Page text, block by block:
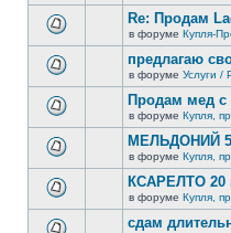
новых
непрочитанных
сообщений.
новых
непрочитанных
сообщений.
новых
непрочитанных
сообщений.
Re: Продам
в форуме Купля-
новых
непрочитанных
сообщений.
предлагаю
в форуме Услуги /
новых
непрочитанных
сообщений.
Продам мед с
в форуме Купля,
новых
непрочитанных
МЕЛЬДОНИЙ
в форуме Купля,
КСАРЕЛТО 20
в форуме Купля,
сдам